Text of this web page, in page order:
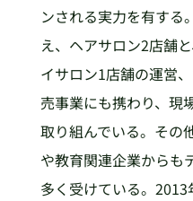
ンされる実力を有する
え、ヘアサロン2店舗
イサロン1店舗の運営
売事業にも携わり、現
取り組んでいる。その
や教育関連企業からも
多く受けている。2013